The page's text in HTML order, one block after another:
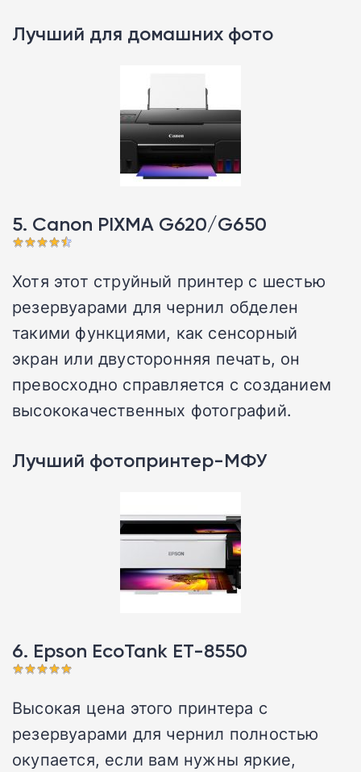
Лучший для домашних фото
5. Canon PIXMA G620/G650
Хотя этот струйный принтер с шестью
резервуарами для чернил обделен
такими функциями, как сенсорный
экран или двусторонняя печать, он
превосходно справляется с созданием
высококачественных фотографий.
Лучший фотопринтер-МФУ
6. Epson EcoTank ET-8550
Высокая цена этого принтера с
резервуарами для чернил полностью
окупается, если вам нужны яркие,